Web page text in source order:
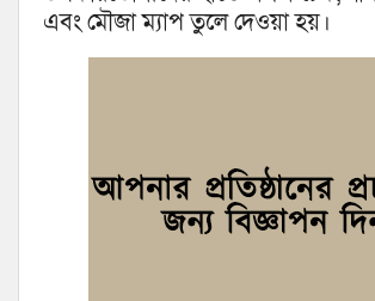
এবং মৌজা ম্যাপ তুলে দেওয়া হয়।